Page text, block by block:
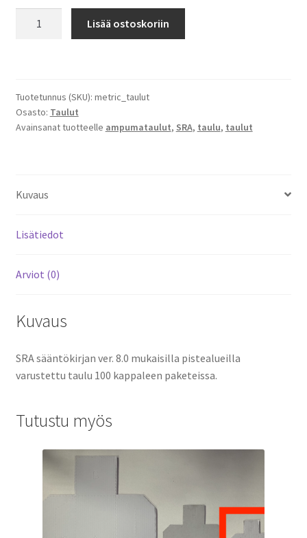
määrä
Lisää ostoskoriin
Tuotetunnus (SKU): metric_taulut
Osasto: Taulut
Avainsanat tuotteelle ampumataulut, SRA, taulu, taulut
Kuvaus
Lisätiedot
Arviot (0)
Kuvaus
SRA sääntökirjan ver. 8.0 mukaisilla pistealueilla
varustettu taulu 100 kappaleen paketeissa.
Tutustu myös